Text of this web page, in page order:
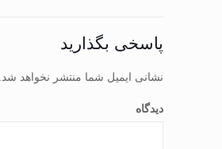
پاسخی بگذارید
نشانی ایمیل شما منتشر نخواهد شد.
دیدگاه